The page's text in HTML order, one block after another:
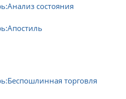
состояния
торговля